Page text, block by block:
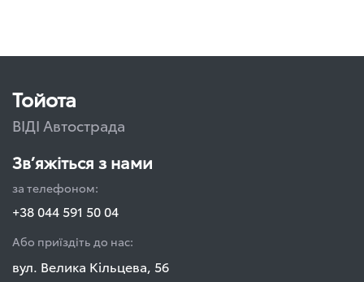
Тойота
ВІДІ Автострада
Зв’яжіться з нами
за телефоном:
+38 044 591 50 04
Або приїздіть до нас:
вул. Велика Кільцева, 56